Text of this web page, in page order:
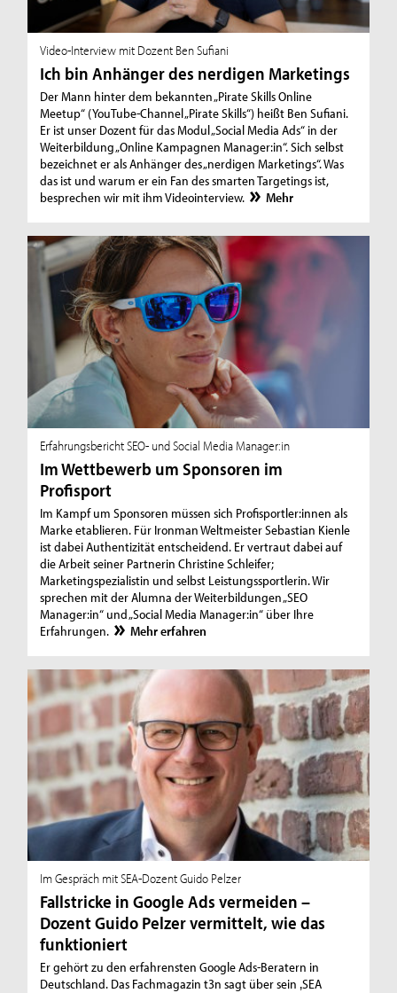
Video-Interview mit Dozent Ben Sufiani
Ich bin Anhänger des nerdigen Marketings
Der Mann hinter dem bekannten „Pirate Skills Online
Meetup“ (YouTube-Channel „Pirate Skills“) heißt Ben Sufiani.
Er ist unser Dozent für das Modul „Social Media Ads“ in der
Weiterbildung „Online Kampagnen Manager:in“. Sich selbst
bezeichnet er als Anhänger des „nerdigen Marketings“. Was
das ist und warum er ein Fan des smarten Targetings ist,
besprechen wir mit ihm Videointerview.
Mehr
Erfahrungsbericht SEO- und Social Media Manager:in
Im Wettbewerb um Sponsoren im
Profisport
Im Kampf um Sponsoren müssen sich Profisportler:innen als
Marke etablieren. Für Ironman Weltmeister Sebastian Kienle
ist dabei Authentizität entscheidend. Er vertraut dabei auf
die Arbeit seiner Partnerin Christine Schleifer;
Marketingspezialistin und selbst Leistungssportlerin. Wir
sprechen mit der Alumna der Weiterbildungen „SEO
Manager:in“ und „Social Media Manager:in“ über Ihre
Erfahrungen.
Mehr erfahren
Im Gespräch mit SEA-Dozent Guido Pelzer
Fallstricke in Google Ads vermeiden –
Dozent Guido Pelzer vermittelt, wie das
funktioniert
Er gehört zu den erfahrensten Google Ads-Beratern in
Deutschland. Das Fachmagazin t3n sagt über sein ‚SEA